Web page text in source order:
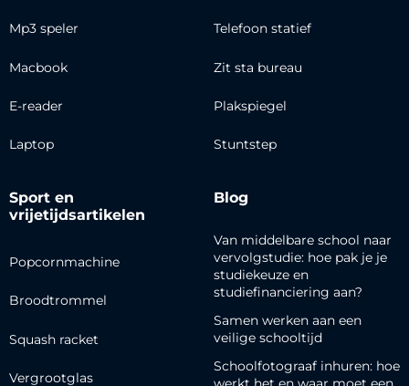
Mp3 speler
Macbook
E-reader
Laptop
Telefoon statief
Zit sta bureau
Plakspiegel
Stuntstep
Sport en
vrijetijdsartikelen
Popcornmachine
Broodtrommel
Squash racket
Vergrootglas
Blog
Van middelbare school naar
vervolgstudie: hoe pak je je
studiekeuze en
studiefinanciering aan?
Samen werken aan een
veilige schooltijd
Schoolfotograaf inhuren: hoe